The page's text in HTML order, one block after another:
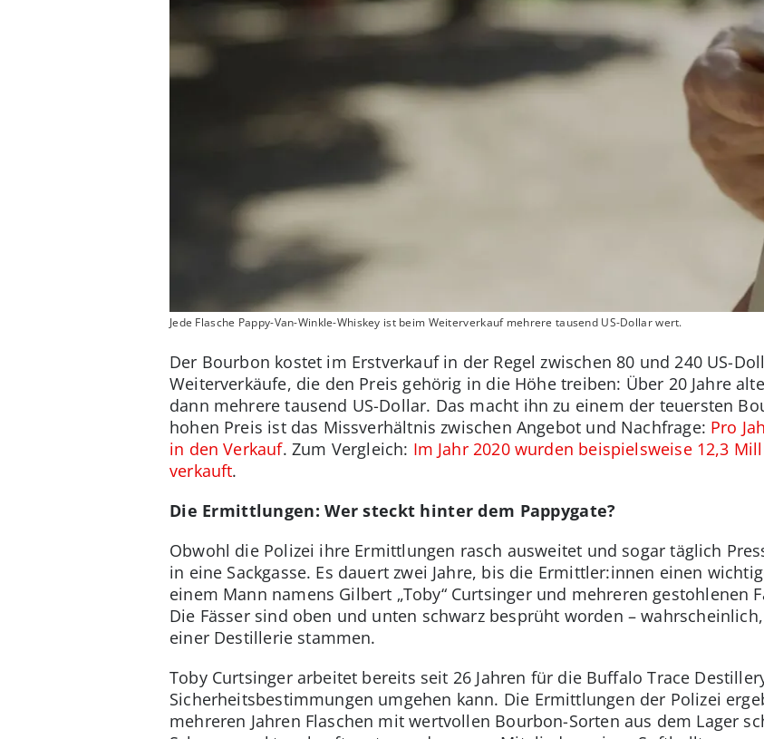
Jede Flasche Pappy-Van-Winkle-Whiskey ist beim Weiterverkauf mehrere tausend US-Dollar wert.
Der Bourbon kostet im Erstverkauf in der Regel zwischen 80 und 240 US-
Weiterverkäufe, die den Preis gehörig in die Höhe treiben: Über 20 Jahre
dann mehrere tausend US-Dollar. Das macht ihn zu einem der teuersten
hohen Preis ist das Missverhältnis zwischen Angebot und Nachfrage: Pro
in den Verkauf. Zum Vergleich: Im Jahr 2020 wurden beispielsweise 12,3
verkauft.
Die Ermittlungen: Wer steckt hinter dem Pappygate?
Obwohl die Polizei ihre Ermittlungen rasch ausweitet und sogar täglich
in eine Sackgasse. Es dauert zwei Jahre, bis die Ermittler:innen einen
einem Mann namens Gilbert „Toby“ Curtsinger und mehreren gestohlenen
Die Fässer sind oben und unten schwarz besprüht worden –
einer Destillerie stammen.
Toby Curtsinger arbeitet bereits seit 26 Jahren für die Buffalo Trace
Sicherheitsbestimmungen umgehen kann. Die Ermittlungen der Polizei
mehreren Jahren Flaschen mit wertvollen Bourbon-Sorten aus dem Lager